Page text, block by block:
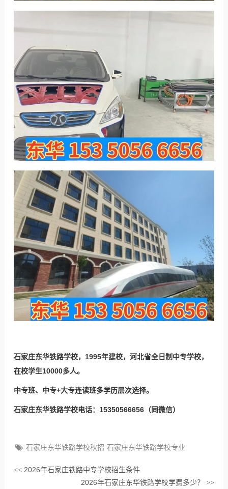
石家庄东华铁路学校，1995年建校，河北省全日制中专学校，
在校学生10000多人。
中专班、中专+大专连读班多学历层次选择。
石家庄东华铁路学校电话：15350566656（同微信）
石家庄东华铁路学校秋招 石家庄东华铁路学校专业
<<2026年石家庄铁路中专学校招生条件
2026年石家庄东华铁路学校学费多少？>>